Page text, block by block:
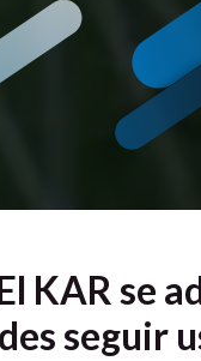
KAR se
seguir